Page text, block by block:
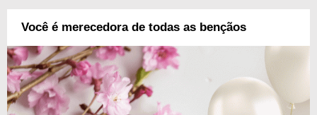
Você é merecedora de todas as bençãos